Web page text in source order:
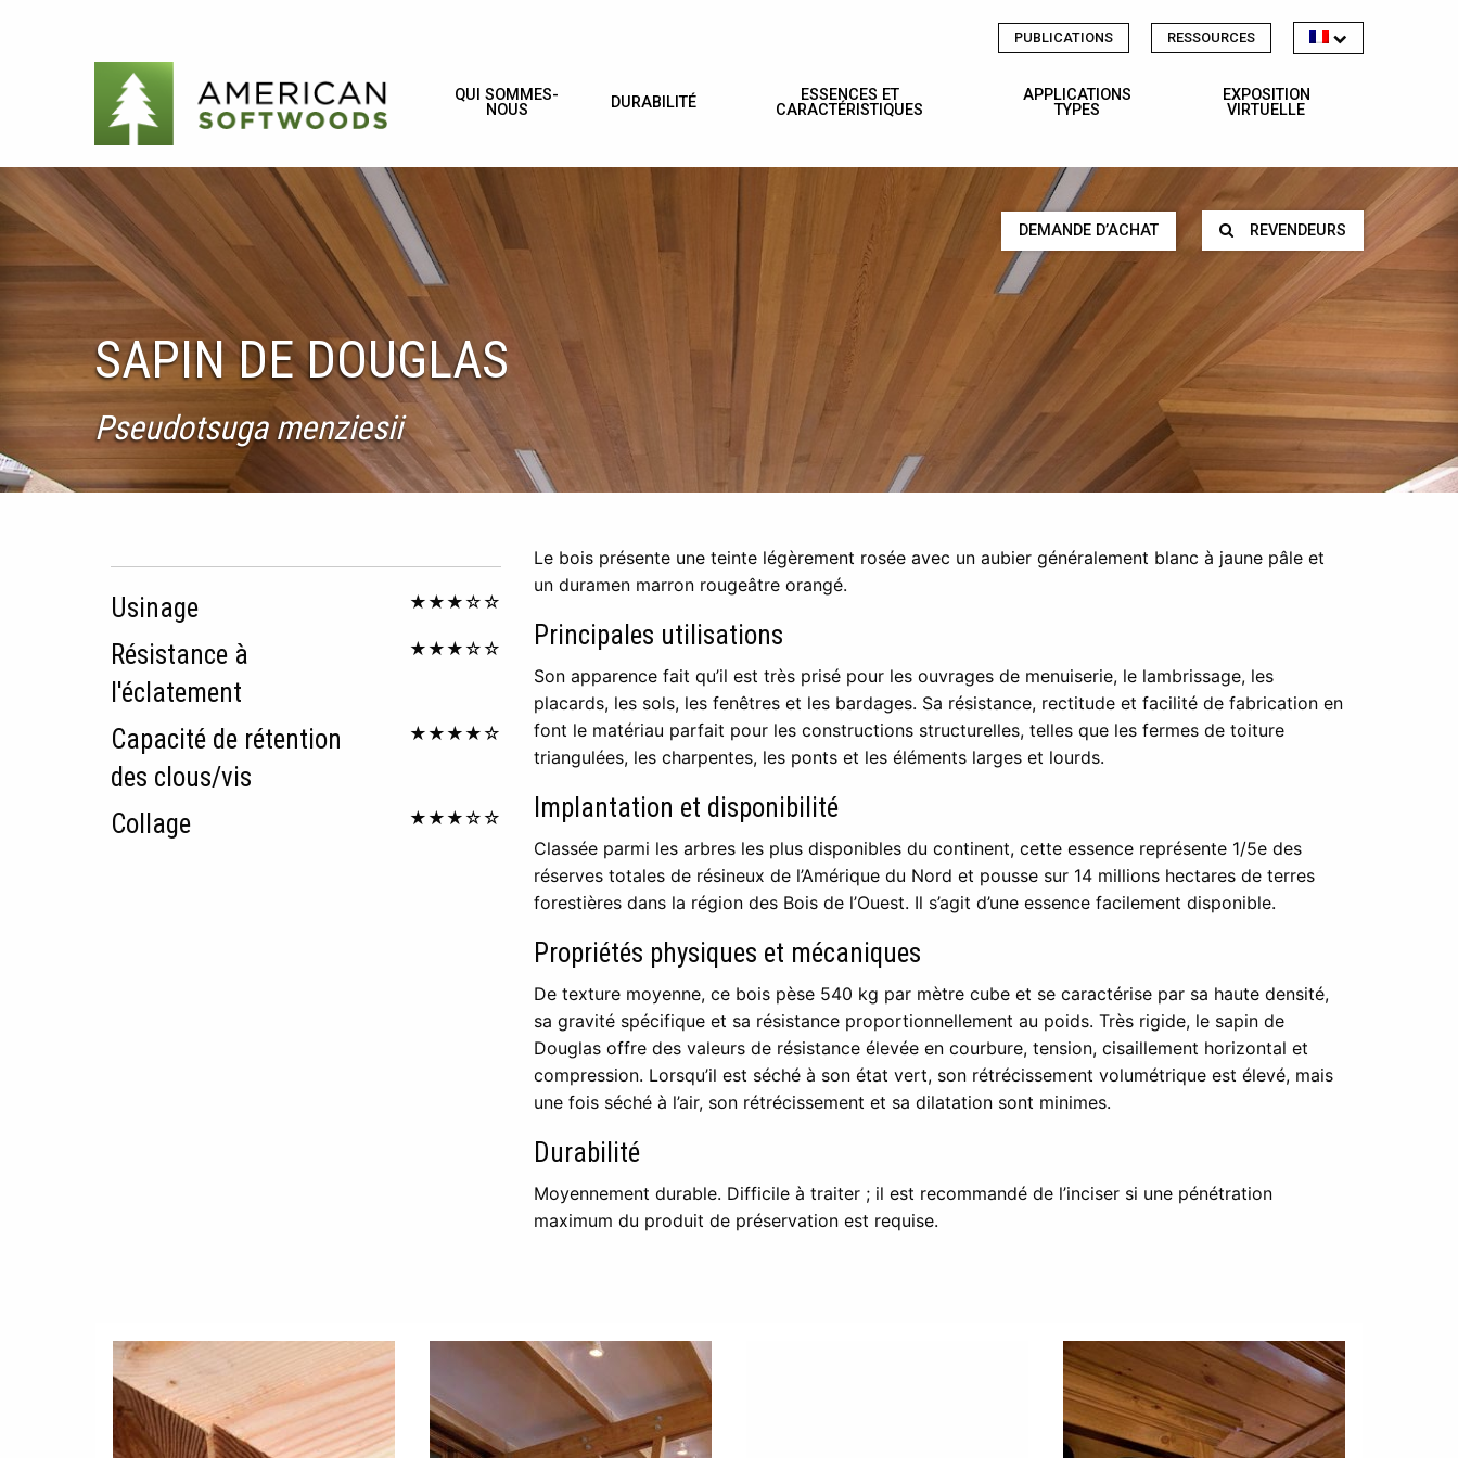
PUBLICATIONS RESSOURCES
QUI SOMMES-
NOUS
DURABILITÉ
ESSENCES ET
CARACTÉRISTIQUES
APPLICATIONS
TYPES
EXPOSITION
VIRTUELLE
DEMANDE D’ACHAT REVENDEURS
SAPIN DE DOUGLAS
Pseudotsuga menziesii
Usinage ★★★☆☆
Résistance à
l'éclatement
★★★☆☆
Capacité de rétention
des clous/vis
★★★★☆
Collage ★★★☆☆
Le bois présente une teinte légèrement rosée avec un aubier généralement blanc à jaune pâle et
un duramen marron rougeâtre orangé.
Principales utilisations
Son apparence fait qu’il est très prisé pour les ouvrages de menuiserie, le lambrissage, les
placards, les sols, les fenêtres et les bardages. Sa résistance, rectitude et facilité de fabrication en
font le matériau parfait pour les constructions structurelles, telles que les fermes de toiture
triangulées, les charpentes, les ponts et les éléments larges et lourds.
Implantation et disponibilité
Classée parmi les arbres les plus disponibles du continent, cette essence représente 1/5e des
réserves totales de résineux de l’Amérique du Nord et pousse sur 14 millions hectares de terres
forestières dans la région des Bois de l’Ouest. Il s’agit d’une essence facilement disponible.
Propriétés physiques et mécaniques
De texture moyenne, ce bois pèse 540 kg par mètre cube et se caractérise par sa haute densité,
sa gravité spécifique et sa résistance proportionnellement au poids. Très rigide, le sapin de
Douglas offre des valeurs de résistance élevée en courbure, tension, cisaillement horizontal et
compression. Lorsqu’il est séché à son état vert, son rétrécissement volumétrique est élevé, mais
une fois séché à l’air, son rétrécissement et sa dilatation sont minimes.
Durabilité
Moyennement durable. Difficile à traiter ; il est recommandé de l’inciser si une pénétration
maximum du produit de préservation est requise.